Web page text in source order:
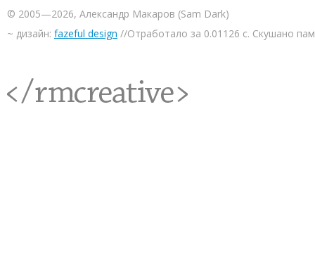
© 2005—2026, Александр Макаров (Sam Dark)
~ дизайн: fazeful design //Отработало за 0.01126 с. Скушано
<rmcreative/>